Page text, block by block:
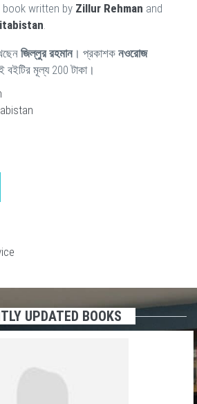
book written by Zillur Rehman and
জিল্লুর রহমান। প্রকাশক নওরোজ
বইটির মূল্য 200 টাকা।
UPDATED BOOKS